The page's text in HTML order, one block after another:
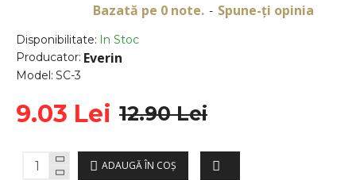
Disponibilitate: In Stoc
Producator: Everin
Model: SC-3
Bazată pe 0 note. - Spune-ţi opinia
9.03 Lei 12.90 Lei
ADAUGĂ ÎN COŞ